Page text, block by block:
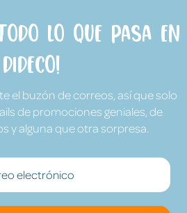
lo que pasa en
Dideco!
el buzón de correos, así que solo
de promociones geniales, de
y alguna que otra sorpresa.